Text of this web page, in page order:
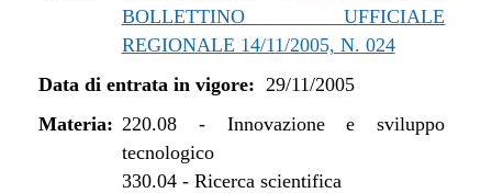
BOLLETTINO UFFICIALE
REGIONALE 14/11/2005, N. 024
Data di entrata in vigore: 29/11/2005
Materia: 220.08- Innovazione e sviluppo
tecnologico
330.04- Ricerca scientifica